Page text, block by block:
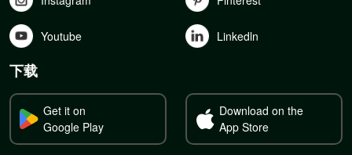
Youtube Linkedln
下载
Get it on
Google Play
Download on the
App Store